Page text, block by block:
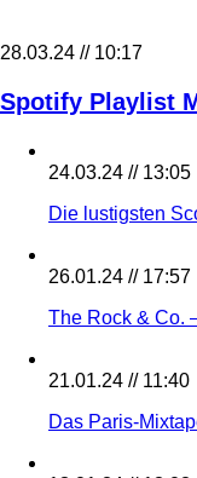
28.03.24 // 10:17
Spotify Playlist
24.03.24 // 13:05
Die lustigsten
26.01.24 // 17:57
The Rock & Co.
21.01.24 // 11:40
Das Paris-